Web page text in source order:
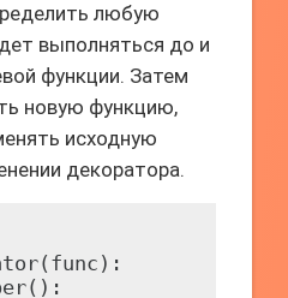
любую
выполняться до и
функции. Затем
новую функцию,
исходную
декоратора.